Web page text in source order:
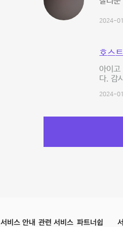
2024-
호스
아이고
다. 감
2024-
서비스 안내 관련 서비스 파트너쉽